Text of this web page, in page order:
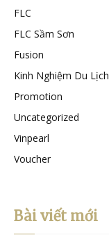
FLC
FLC Sầm Sơn
Fusion
Kinh Nghiệm Du Lịch
Promotion
Uncategorized
Vinpearl
Voucher
Bài viết mới